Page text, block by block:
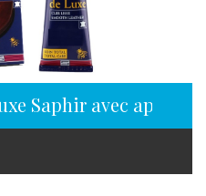
Saphir avec